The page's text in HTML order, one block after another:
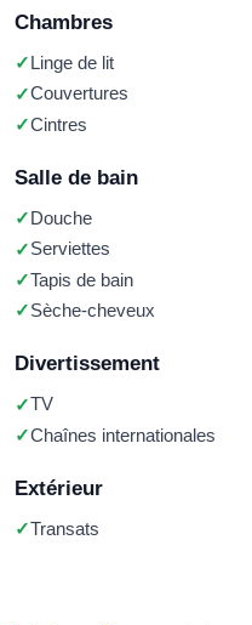
Chambres
Linge de lit
Couvertures
Cintres
Salle de bain
Douche
Serviettes
Tapis de bain
Sèche-cheveux
Divertissement
TV
Chaînes internationales
Extérieur
Transats